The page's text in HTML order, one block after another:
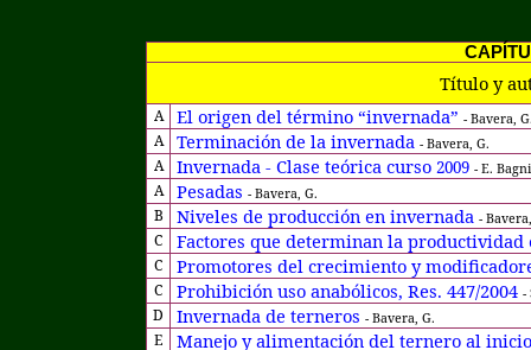
Título y
A El origen del término “invernada” - Bavera,
A Terminación de la invernada - Bavera, G.
A Invernada - Clase teórica curso 2009 - E.
A Pesadas - Bavera, G.
B Niveles de producción en invernada -
C Factores que determinan la productividad
C Promotores del crecimiento y
C Prohibición uso anabólicos, Res. 447/2004 -
D Invernada de terneros - Bavera, G.
E Manejo y alimentación del ternero al